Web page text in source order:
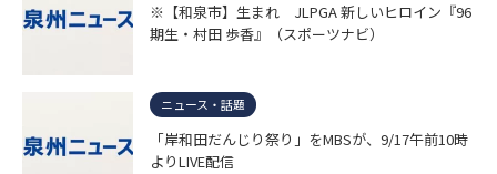
※【和泉市】生まれ JLPGA 新しいヒロイン『96
期生・村田 歩香』（スポーツナビ）
ニュース・話題
「岸和田だんじり祭り」をMBSが、9/17午前10時
よりLIVE配信